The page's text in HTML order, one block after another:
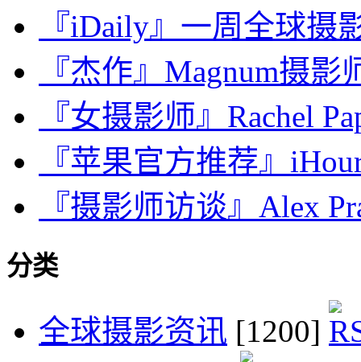
『iDaily』一周全球摄
『杰作』Magnum摄影
『女摄影师』Rachel
『苹果官方推荐』
『摄影师访谈』Alex
分类
全球摄影资讯 [1200]